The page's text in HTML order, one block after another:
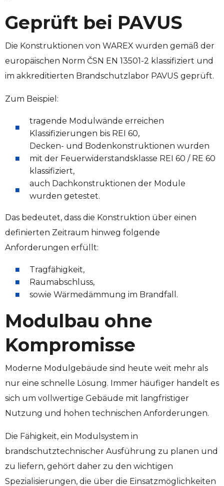
Geprüft bei PAVUS
Die Konstruktionen von WAREX wurden gemäß der
europäischen Norm ČSN EN 13501-2 klassifiziert und
im akkreditierten Brandschutzlabor PAVUS geprüft.
Zum Beispiel:
tragende Modulwände erreichen
Klassifizierungen bis REI 60,
Decken- und Bodenkonstruktionen wurden
mit der Feuerwiderstandsklasse REI 60 / RE 60
klassifiziert,
auch Dachkonstruktionen der Module
wurden getestet.
Das bedeutet, dass die Konstruktion über einen
definierten Zeitraum hinweg folgende
Anforderungen erfüllt:
Tragfähigkeit,
Raumabschluss,
sowie Wärmedämmung im Brandfall.
Modulbau ohne
Kompromisse
Moderne Modulgebäude sind heute weit mehr als
nur eine schnelle Lösung. Immer häufiger handelt es
sich um vollwertige Gebäude mit langfristiger
Nutzung und hohen technischen Anforderungen.
Die Fähigkeit, ein Modulsystem in
brandschutztechnischer Ausführung zu planen und
zu liefern, gehört daher zu den wichtigen
Spezialisierungen, die über die Einsatzmöglichkeiten